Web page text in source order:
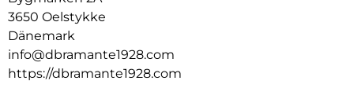
3650 Oelstykke
Dänemark
info@dbramante1928.com
https://dbramante1928.com